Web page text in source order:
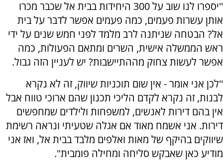
''יספרו לנו שוב על 300 היחידות בבית אל שכבר מכרו
אותן עשרות פעמים, כמה פעמים אפשר לדבר על בית
אל? הבטחה שניתנה לרב מלמד לפני חמש שנים על ידי
ראש הממשלה אישית, השרים ומתאם הפעולות, כמה
אפשר לעשות צחוק מההתיישבות? יש לעניין הזה גבול.
''לכן אני אומר - אין שום תוכניות שיווק, זה לא נקרא
לבנות, זה נקרא לקדם הליכי תכנון שהם ארוכי טווח אבל
אין בהם דירות לאנשים, למשפחות ולילדים שמחפשים
דירות. אני אשמח מאוד אם אגלה שטעיתי ונראה רשימת
שיווקים בהיקף של מאות ואלפים מלבד בבית אל, ואז אני
מודיע כאן שאבקש סליחה ומחילה פומבית".